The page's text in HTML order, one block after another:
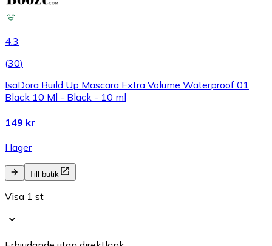
4.3
(30)
IsaDora Build Up Mascara Extra Volume Waterproof 01
Black 10 Ml - Black - 10 ml
149 kr
I lager
Till butik
Visa 1 st